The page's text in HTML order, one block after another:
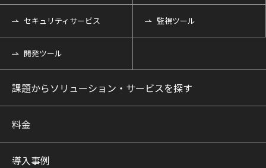
セキュリティサービス 監視ツール
開発ツール
課題からソリューション・サービスを探す
料金
導入事例